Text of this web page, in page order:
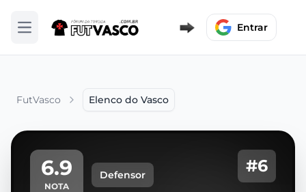
Abrir menu Entrar
FutVasco Elenco do Vasco
6.9
NOTA
Defensor #6